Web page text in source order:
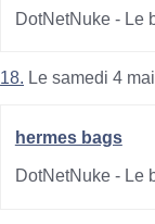
DotNetNuke - Le
18. Le samedi 4
hermes bags
DotNetNuke - Le